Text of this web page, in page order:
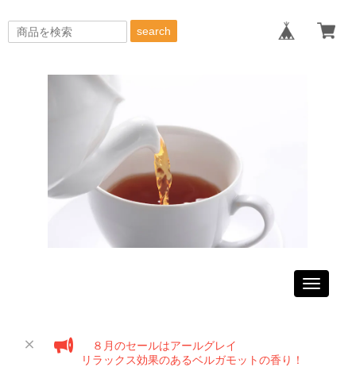
search
Toggle
８月のセールはアールグレイ
リラックス効果のあるベルガモットの香り！